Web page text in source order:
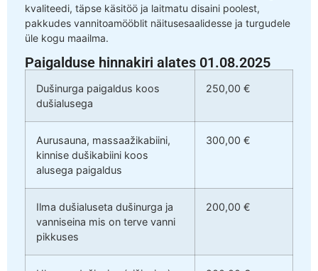
kvaliteedi, täpse käsitöö ja laitmatu disaini poolest,
pakkudes vannitoamööblit näitusesaalidesse ja turgudele
üle kogu maailma.
Paigalduse hinnakiri alates 01.08.2025
Dušinurga paigaldus koos
dušialusega
250,00 €
Aurusauna, massaažikabiini,
kinnise dušikabiini koos
alusega paigaldus
300,00 €
Ilma dušialuseta dušinurga ja
vanniseina mis on terve vanni
pikkuses
200,00 €